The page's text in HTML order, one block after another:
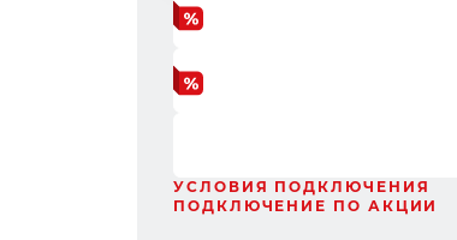
УСЛОВИЯ ПОДКЛЮЧЕНИЯ
ПОДКЛЮЧЕНИЕ ПО АКЦИИ